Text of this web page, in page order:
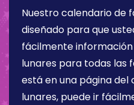
Nuestro calendario de
diseñado para que
fácilmente
lunares para todas las
está en una página del
lunares, puede ir